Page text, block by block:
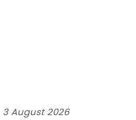
3 August 2026